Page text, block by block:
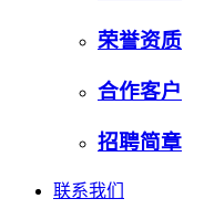
荣誉资质
合作客户
招聘简章
联系我们